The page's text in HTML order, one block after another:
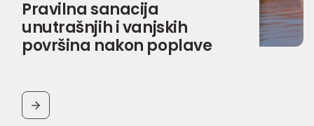
Pravilna sanacija
unutrašnjih i vanjskih
površina nakon poplave
BUTTON